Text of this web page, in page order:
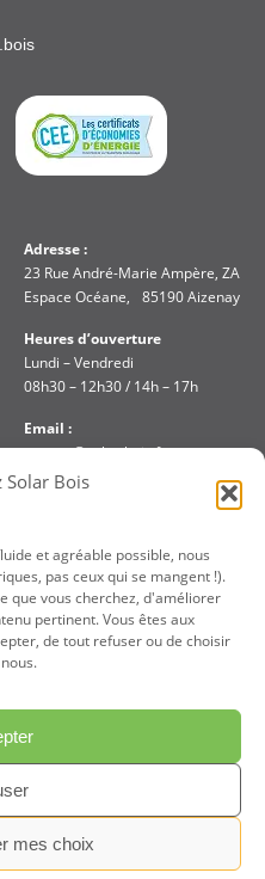
Solar Bois
et agréable possible, nous
pas ceux qui se mangent !).
que vous cherchez, d'améliorer
pertinent. Vous êtes aux
de tout refuser ou de choisir
mes choix
Adresse :
23 Rue André-Marie Ampère, ZA
Espace Océane, 85190 Aizenay
Heures d’ouverture
Lundi – Vendredi
08h30 – 12h30 / 14h – 17h
Email :
contact@solar-bois.fr
Téléphone :
VOTRE DEVIS
GRATUIT
de confidentialité